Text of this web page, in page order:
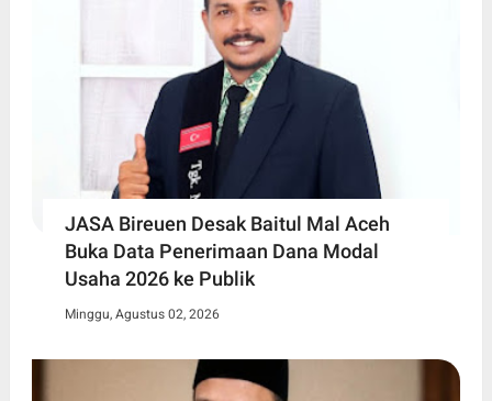
JASA Bireuen Desak Baitul Mal Aceh
Buka Data Penerimaan Dana Modal
Usaha 2026 ke Publik
Minggu, Agustus 02, 2026